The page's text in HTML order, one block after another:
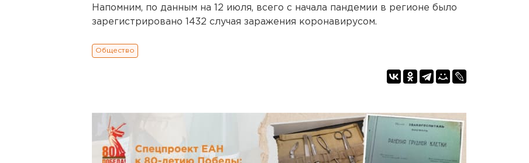
Напомним, по данным на 12 июля, всего с начала пандемии в регионе было
зарегистрировано 1432 случая заражения коронавирусом.
Общество